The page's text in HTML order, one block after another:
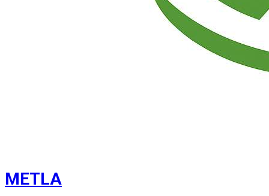
METLA